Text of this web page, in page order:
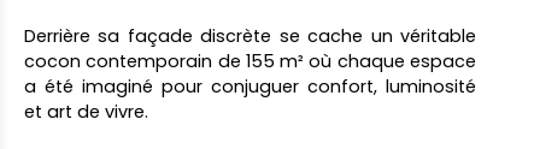
Derrière sa façade discrète se cache un véritable
cocon contemporain de 155 m² où chaque espace
a été imaginé pour conjuguer confort, luminosité
et art de vivre.